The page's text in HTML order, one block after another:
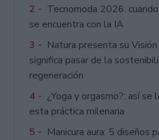
2 - Tecnomoda 2026:
se encuentra con la IA
3 - Natura presenta su
significa pasar de la
regeneración
4 - ¿Yoga y orgasmo?: así se
esta práctica milenaria
5 - Manicura aura: 5 diseños